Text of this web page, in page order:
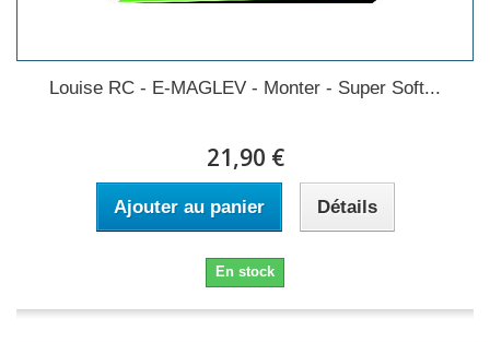
Louise RC - E-MAGLEV - Monter - Super Soft...
21,90 €
Ajouter au panier Détails
En stock